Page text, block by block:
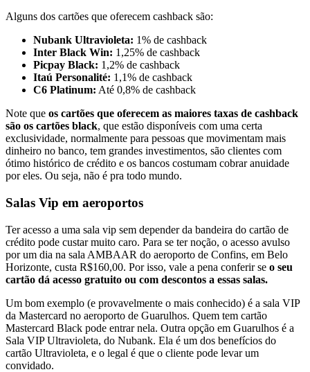
Alguns dos cartões que oferecem cashback são:
Nubank Ultravioleta: 1% de cashback
Inter Black Win: 1,25% de cashback
Picpay Black: 1,2% de cashback
Itaú Personalité: 1,1% de cashback
C6 Platinum: Até 0,8% de cashback
Note que os cartões que oferecem as maiores taxas de cashback
são os cartões black, que estão disponíveis com uma certa
exclusividade, normalmente para pessoas que movimentam mais
dinheiro no banco, tem grandes investimentos, são clientes com
ótimo histórico de crédito e os bancos costumam cobrar anuidade
por eles. Ou seja, não é pra todo mundo.
Salas Vip em aeroportos
Ter acesso a uma sala vip sem depender da bandeira do cartão de
crédito pode custar muito caro. Para se ter noção, o acesso avulso
por um dia na sala AMBAAR do aeroporto de Confins, em Belo
Horizonte, custa R$160,00. Por isso, vale a pena conferir se o seu
cartão dá acesso gratuito ou com descontos a essas salas.
Um bom exemplo (e provavelmente o mais conhecido) é a sala VIP
da Mastercard no aeroporto de Guarulhos. Quem tem cartão
Mastercard Black pode entrar nela. Outra opção em Guarulhos é a
Sala VIP Ultravioleta, do Nubank. Ela é um dos benefícios do
cartão Ultravioleta, e o legal é que o cliente pode levar um
convidado.